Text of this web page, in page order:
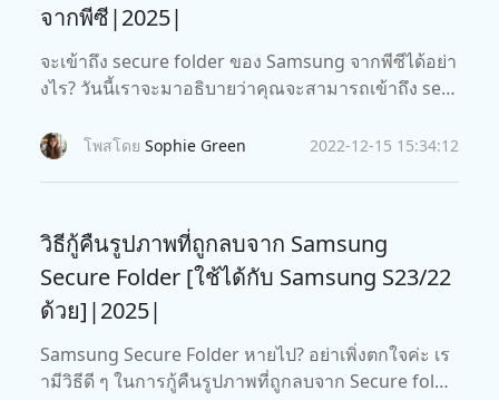
จากพีซี|2025|
จะเข้าถึง secure folder ของ Samsung จากพีซีได้อย่า
งไร? วันนี้เราจะมาอธิบายว่าคุณจะสามารถเข้าถึง sec
พูดถึงวิธีการใช้งาน secure folder ของ Samsung กัน
ค่ะ
โพสโดย Sophie Green 2022-12-15 15:34:12
วิธีกู้คืนรูปภาพที่ถูกลบจาก Samsung
Secure Folder [ใช้ได้กับ Samsung S23/22
ด้วย]|2025|
Samsung Secure Folder หายไป? อย่าเพิ่งตกใจค่ะ เร
ามีวิธีดี ๆ ในการกู้คืนรูปภาพที่ถูกลบจาก Secure folde